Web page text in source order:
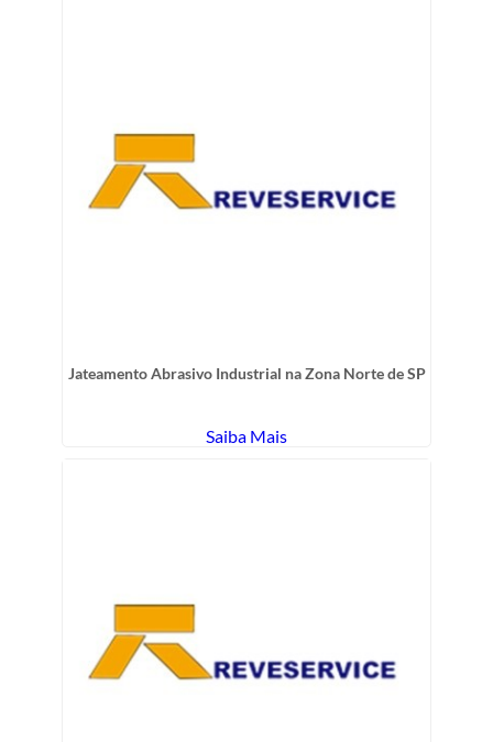
Jateamento Abrasivo Industrial na Zona Norte de SP
Saiba Mais